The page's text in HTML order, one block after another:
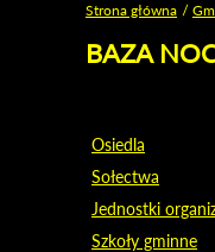
Strona główna
BAZA
Osiedla
Sołectwa
Jednostki
Szkoły gminne